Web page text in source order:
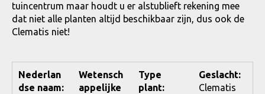
tuincentrum maar houdt u er alstublieft rekening mee
dat niet alle planten altijd beschikbaar zijn, dus ook de
Clematis niet!
Nederlan
dse naam:
Wetensch
appelijke
Type
plant:
Geslacht:
Clematis